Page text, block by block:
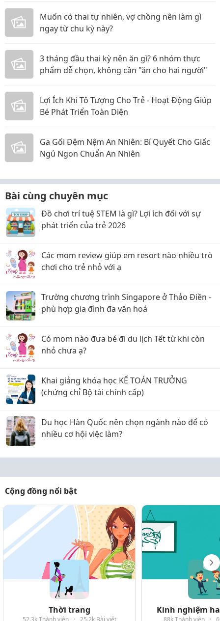
Muốn có thai tự nhiên, vợ chồng nên làm gì
ngay từ chu kỳ này?
3 tháng đầu thai kỳ nên ăn gì? 6 nhóm thực
phẩm dễ chọn, không cần "ăn cho hai người"
Lợi Ích Khi Tô Tượng Cho Trẻ - Hoạt Động Giúp
Bé Phát Triển Toàn Diện
Ga Gối Đệm Nệm An Nhiên: Bí Quyết Cho Giấc
Ngủ Ngon Chuẩn An Nhiên
Bài cùng chuyên mục
Đồ chơi trí tuệ STEM là gì? Lợi ích đối với sự
phát triển của trẻ 2026
Các mom review giúp em resort nào nhiều trò
chơi cho trẻ nhỏ với ạ
Trường chương trình Singapore ở Thảo Điền -
phù hợp gia đình đa văn hoá
Có mom nào đưa bé đi du lịch Tết từ khi còn
nhỏ chưa ạ?
Khai giảng khóa học KẾ TOÁN TRƯỞNG
(chứng chỉ Bộ tài chính cấp)
Du học Hàn Quốc nên chọn ngành nào để có
nhiều cơ hội việc làm?
Cộng đồng nổi bật
Thời trang
52.3k Thành viên · 25.2k Bài viết
Kinh nghiệm
88k Thành viên ·